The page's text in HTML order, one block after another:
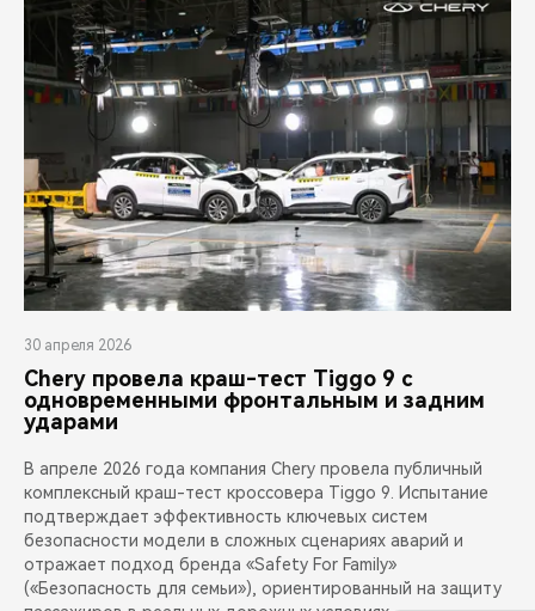
30 апреля 2026
Chery провела краш-тест Tiggo 9 с
одновременными фронтальным и задним
ударами
В апреле 2026 года компания Chery провела публичный
комплексный краш-тест кроссовера Tiggo 9. Испытание
подтверждает эффективность ключевых систем
безопасности модели в сложных сценариях аварий и
отражает подход бренда «Safety For Family»
(«Безопасность для семьи»), ориентированный на защиту